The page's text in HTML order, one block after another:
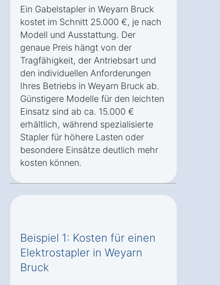
Ein Gabelstapler in Weyarn Bruck
kostet im Schnitt 25.000 €, je nach
Modell und Ausstattung. Der
genaue Preis hängt von der
Tragfähigkeit, der Antriebsart und
den individuellen Anforderungen
Ihres Betriebs in Weyarn Bruck ab.
Günstigere Modelle für den leichten
Einsatz sind ab ca. 15.000 €
erhältlich, während spezialisierte
Stapler für höhere Lasten oder
besondere Einsätze deutlich mehr
kosten können.
Beispiel 1: Kosten für einen
Elektrostapler in Weyarn
Bruck